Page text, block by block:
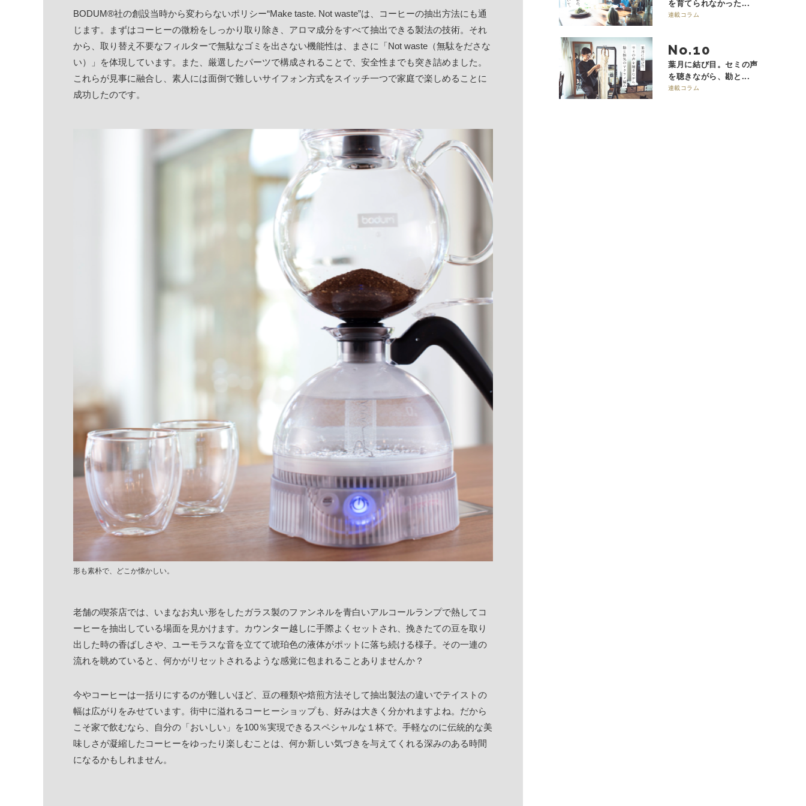
BODUM®社の創設当時から変わらないポリシー“Make taste. Not waste”は、コーヒーの抽出方法にも通
じます。まずはコーヒーの微粉をしっかり取り除き、アロマ成分をすべて抽出できる製法の技術。それ
から、取り替え不要なフィルターで無駄なゴミを出さない機能性は、まさに「Not waste（無駄をださな
い）」を体現しています。また、厳選したパーツで構成されることで、安全性までも突き詰めました。
これらが見事に融合し、素人には面倒で難しいサイフォン方式をスイッチ一つで家庭で楽しめることに
成功したのです。
形も素朴で、どこか懐かしい。
老舗の喫茶店では、いまなお丸い形をしたガラス製のファンネルを青白いアルコールランプで熱してコ
ーヒーを抽出している場面を見かけます。カウンター越しに手際よくセットされ、挽きたての豆を取り
出した時の香ばしさや、ユーモラスな音を立てて琥珀色の液体がポットに落ち続ける様子。その一連の
流れを眺めていると、何かがリセットされるような感覚に包まれることありませんか？
今やコーヒーは一括りにするのが難しいほど、豆の種類や焙煎方法そして抽出製法の違いでテイストの
幅は広がりをみせています。街中に溢れるコーヒーショップも、好みは大きく分かれますよね。だから
こそ家で飲むなら、自分の「おいしい」を100％実現できるスペシャルな１杯で。手軽なのに伝統的な美
味しさが凝縮したコーヒーをゆったり楽しむことは、何か新しい気づきを与えてくれる深みのある時間
になるかもしれません。
を育てられなかった...
連載コラム
No.
葉月に結び目。セミの声
を聴きながら、勘と...
連載コラム